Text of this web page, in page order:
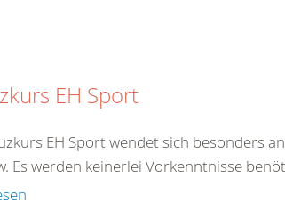
EH Sport
EH Sport wendet sich besonders
Es werden keinerlei Vorkenntnisse